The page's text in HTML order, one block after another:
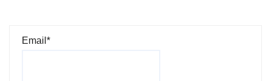
Email*